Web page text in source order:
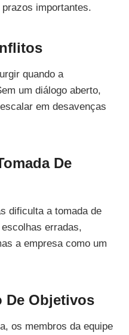
importantes.
quando a
um diálogo aberto,
em desavenças
De
dificulta a tomada de
erradas,
a empresa como um
De Objetivos
os membros da equipe